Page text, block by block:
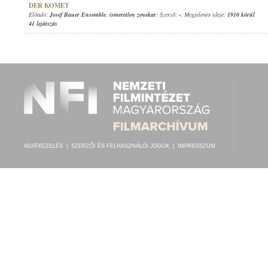
DER KOMET
Előadó:Josef Bauer Ensemble, ismeretlen zenekar; Szerző: -; Megjelenés ideje: 1910 körül
41 lejátszás
ADATKEZELÉS SZERZŐI ÉS FELHASZNÁLÓI JOGOK IMPRESSZUM